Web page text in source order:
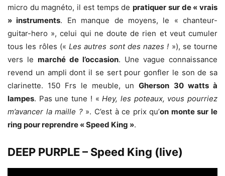
micro du magnéto, il est temps depratiquer sur de « vrais
» instruments. En manque de moyens, le « chanteur-
guitar-hero », celui qui ne doute de rien et veut cumuler
tous les rôles (« Les autres sont des nazes ! »), se tourne
vers le marché de l’occasion. Une vague connaissance
revend un ampli dont il se sert pour gonfler le son de sa
clarinette. 150 Frs le meuble, un Gherson 30 watts à
lampes. Pas une tune ! «Hey, les poteaux, vous pourriez
m’avancer la maille ?». C’est à ce prix qu’on monte sur le
ring pour reprendre « Speed King ».
DEEP PURPLE – Speed King (live)